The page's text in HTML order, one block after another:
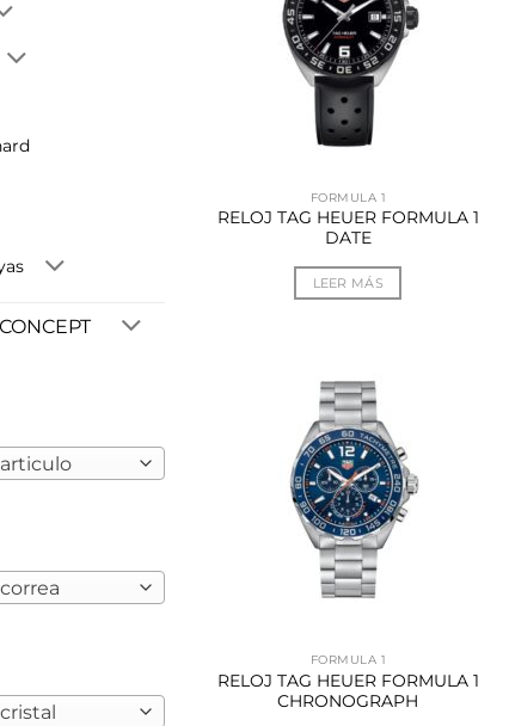
FORMULA 1
RELOJ TAG HEUER FORMULA 1
DATE
LEER MÁS
FORMULA 1
RELOJ TAG HEUER FORMULA 1
CHRONOGRAPH